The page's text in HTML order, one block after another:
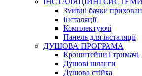
ІНСТАЛЯЦІЙНІ СИСТЕМИ
Змивні бачки
Інсталяції
Комплектуючі
Панель для інсталяції
ДУШОВА ПРОГРАМА
Кронштейни і тримачі
Душові шланги
Душова стійка